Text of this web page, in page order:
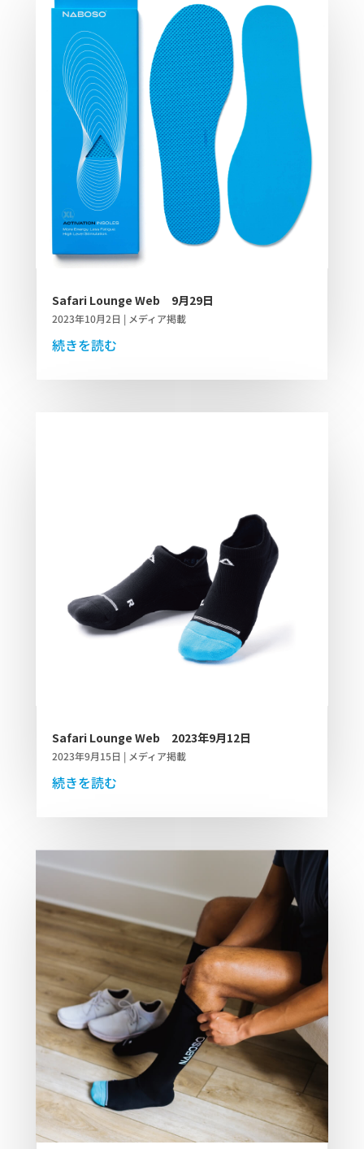
Safari Lounge Web 9月29日
2023年10月2日 | メディア掲載
続きを読む
Safari Lounge Web 2023年9月12日
2023年9月15日 | メディア掲載
続きを読む